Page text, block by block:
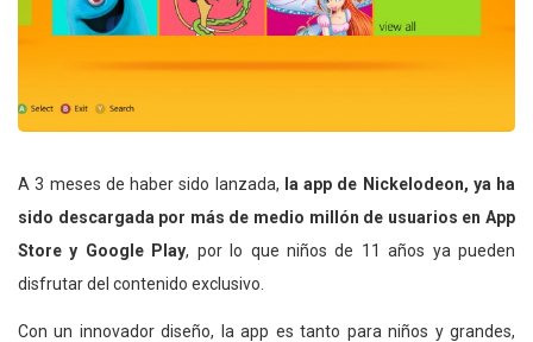
A 3 meses de haber sido lanzada, la app de Nickelodeon, ya ha
sido descargada por más de medio millón de usuarios en App
Store y Google Play, por lo que niños de 11 años ya pueden
disfrutar del contenido exclusivo.
Con un innovador diseño, la app es tanto para niños y grandes,